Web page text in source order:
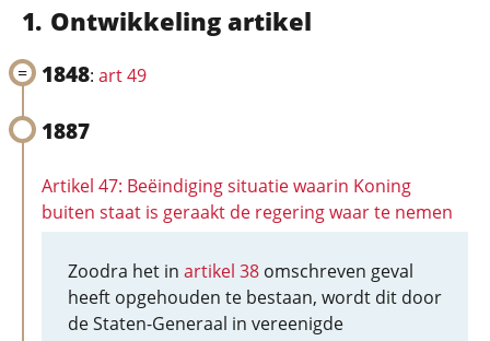
Ontwikkeling artikel
1848: art 49
1887
Artikel 47: Beëindiging situatie waarin Koning
buiten staat is geraakt de regering waar te nemen
Zoodra het in artikel 38 omschreven geval
heeft opgehouden te bestaan, wordt dit door
de Staten-Generaal in vereenigde